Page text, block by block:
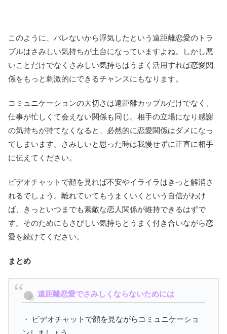
このように、バレないから浮気したという遠距離恋愛のトラ
ブルはさみしい気持ちが土台になっていますよね。しかし悪
いことだけでなくさみしい気持ちはうまく活用すれば恋愛関
係をもっと刺激的にできるチャンスにもなります。
コミュニケーションの大切さは遠距離カップルだけでなく、
仕事が忙しくて会えない関係も同じ。相手の立場になり感謝
の気持ちが持てなくなると、必然的に恋愛関係はダメになっ
てしまいます。さみしいと思った時は我慢せずに正直に相手
に伝えてください。
ビデオチャットで顔を見れば不安やイライラはきっと解消さ
れるでしょう。離れていてもうまくいくという自信がわけ
ば、きっといつまでも素敵な恋人関係が維持できるはずで
す。そのためにもさびしい気持ちとうまく付き合いながら恋
愛を続けてください。
まとめ
遠距離恋愛でさみしくならないためには
・ ビデオチャットで顔を見ながらコミュニケーショ